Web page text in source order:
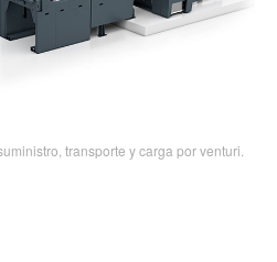
transporte y carga por venturi.